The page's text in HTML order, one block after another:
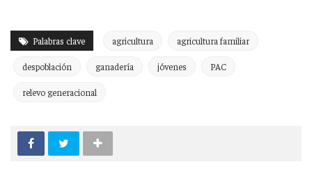
Palabras clave agricultura agricultura familiar
despoblación ganadería jóvenes PAC
relevo generacional